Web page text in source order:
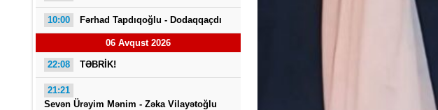
10:00 Fərhad Tapdıqoğlu - Dodaqqaçdı
06 Avqust 2026
22:08 TƏBRİK!
21:21
Sevən Ürəyim Mənim - Zəka Vilayətoğlu